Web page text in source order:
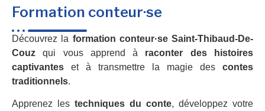
Formation conteur·se
Découvrez la formation conteur·se Saint-Thibaud-De-
Couz qui vous apprend à raconter des histoires
captivantes et à transmettre la magie des contes
traditionnels.
Apprenez les techniques du conte, développez votre